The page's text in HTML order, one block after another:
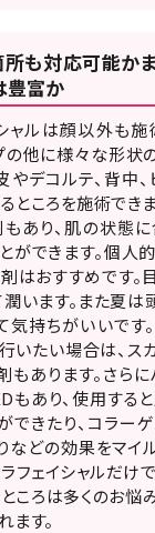
も対応可能か
豊富か
ャルは顔以外も
の他に様々な形状
やデコルテ、背中、
ところを施術できま
あり、肌の状態
ができます。個人
はおすすめです。
潤います。また夏は
気持ちがいいです
いたい場合は、ス
もあります。さらに
もあり、使用する
できたり、コラー
などの効果をマイ
フェイシャルだけ
ころは多くのお悩
ます。